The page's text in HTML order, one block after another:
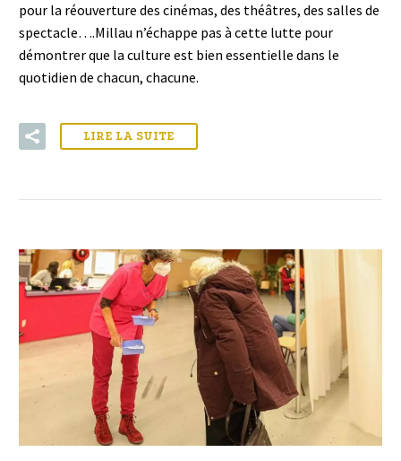
pour la réouverture des cinémas, des théâtres, des salles de
spectacle….Millau n’échappe pas à cette lutte pour
démontrer que la culture est bien essentielle dans le
quotidien de chacun, chacune.
LIRE LA SUITE